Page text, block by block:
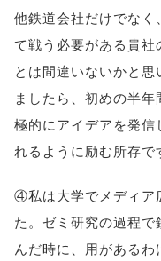
他鉄道会社だけでな
て戦う必要がある貴社
とは間違いないかと
ましたら、初めの半
極的にアイデアを発信
れるように励む所存で
④私は大学でメディア
た。ゼミ研究の過程
んだ時に、用がある